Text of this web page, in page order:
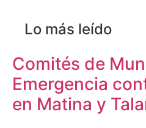
Lo más leído
Comités de
Emergencia
en Matina y